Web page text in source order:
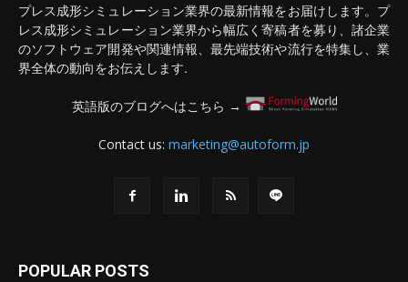
プレス成形シミュレーション業界の最新情報をお届けします。プ
レス成形シミュレーション業界から幅広く寄稿者を募り、諸企業
のソフトウェア開発や関連情報、最先端技術や流行を特集し、業
界全体の動向をお伝えします.
英語版のブログへはこちら →
Contact us: marketing@autoform.jp
POPULAR POSTS